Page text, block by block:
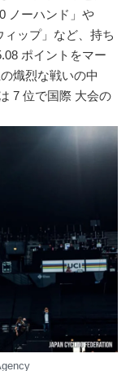
ノーハンド」や
ィップ」など、持ち
ポイントをマー
熾烈な戦いの中
7 位で国際 ⼤会の